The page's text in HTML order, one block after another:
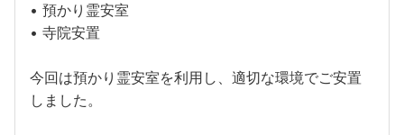
• 預かり霊安室
• 寺院安置
今回は預かり霊安室を利用し、適切な環境でご安置
しました。